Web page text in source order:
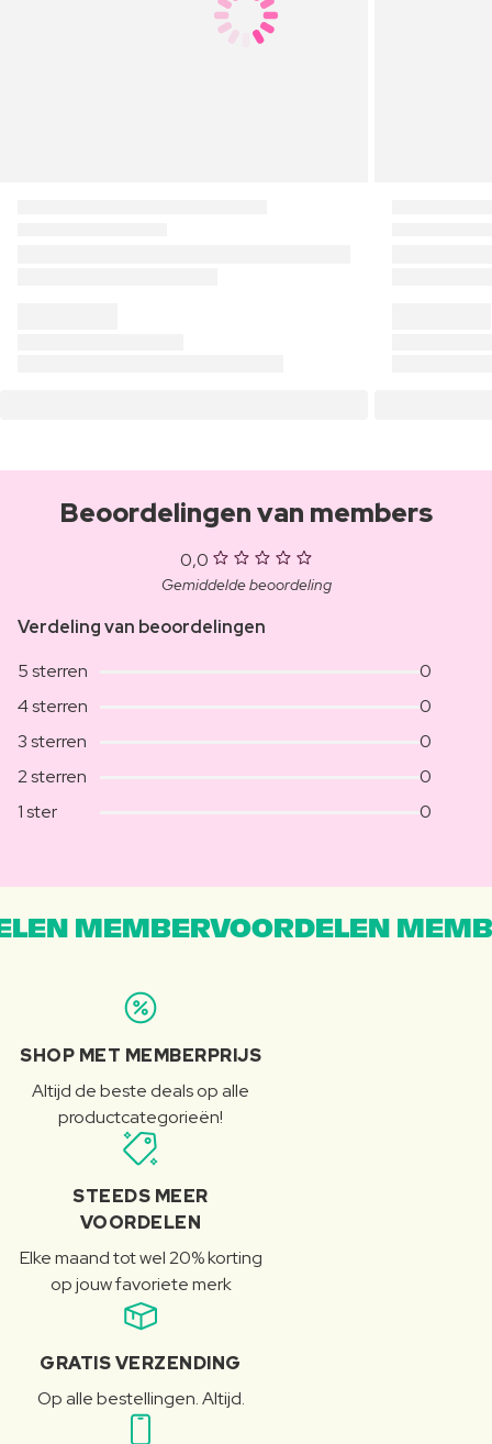
Beoordelingen van members
0,0
Gemiddelde beoordeling
Verdeling van beoordelingen
5 sterren
0
4 sterren
0
3 sterren
0
2 sterren
0
1 ster
0
MEMBERVOORDELEN
SHOP MET MEMBERPRIJS
Altijd de beste deals op alle
productcategorieën!
STEEDS MEER
VOORDELEN
Elke maand tot wel 20% korting
op jouw favoriete merk
GRATIS VERZENDING
Op alle bestellingen. Altijd.